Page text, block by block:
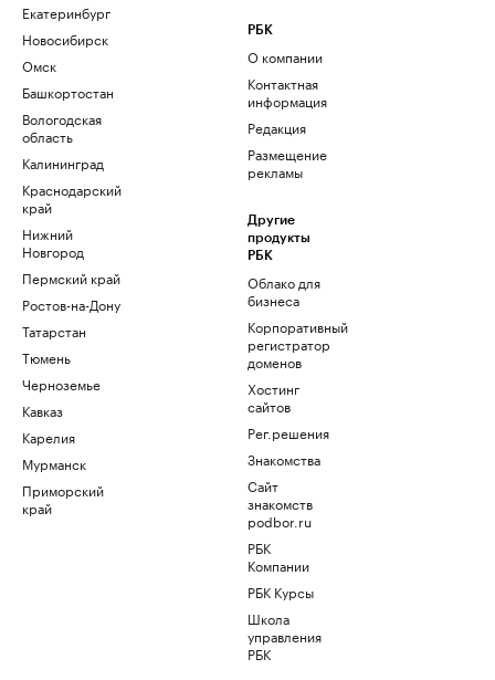
Екатеринбург
Новосибирск
Омск
Башкортостан
Вологодская
область
Калининград
Краснодарский
край
Нижний
Новгород
Пермский край
Ростов-на-Дону
Татарстан
Тюмень
Черноземье
Кавказ
Карелия
Мурманск
Приморский
край
РБК
О компании
Контактная
информация
Редакция
Размещение
рекламы
Другие
продукты
РБК
Облако для
бизнеса
Корпоративный
регистратор
доменов
Хостинг
сайтов
Рег.решения
Знакомства
Сайт
знакомств
podbor.ru
РБК
Компании
РБК Курсы
Школа
управления
РБК